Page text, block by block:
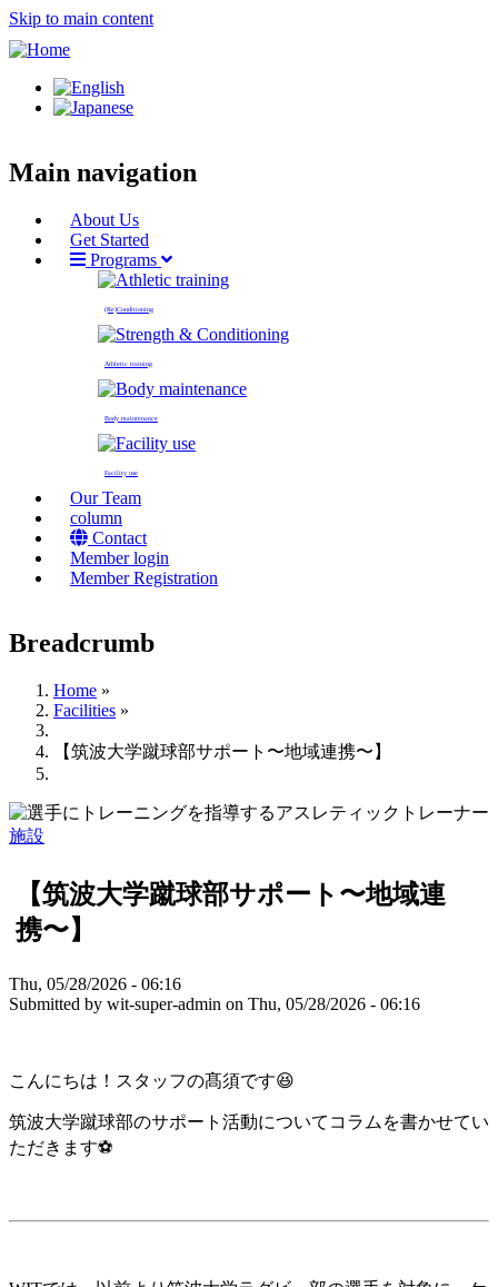
Skip to main content
Main navigation
About Us
Get Started
Programs
(Re)Conditioning
Athletic training
Body maintenance
Facility use
Our Team
column
Contact
Member login
Member Registration
Breadcrumb
Home »
Facilities »
【筑波大学蹴球部サポート〜地域連携〜】
施設
【筑波大学蹴球部サポート〜地域連
携〜】
Thu, 05/28/2026 - 06:16
Submitted by wit-super-admin on Thu, 05/28/2026 - 06:16
こんにちは！スタッフの髙須です😆
筑波大学蹴球部のサポート活動についてコラムを書かせてい
ただきます⚽️